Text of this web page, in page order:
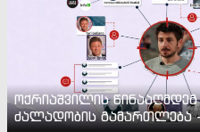
ოქრიაშვილის წინააღმდეგ
ძალადობის გამართლება